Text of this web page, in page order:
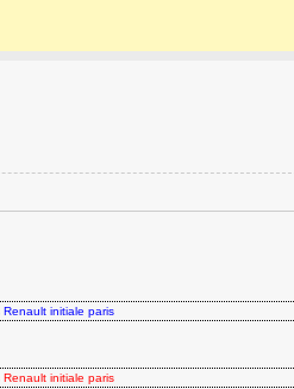
paris
paris